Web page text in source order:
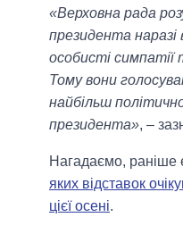
«Верховна рада
президента наразі
особисті
Тому вони
найбільш
президента», –
Нагадаємо, раніше
яких відставок
цієї осені.